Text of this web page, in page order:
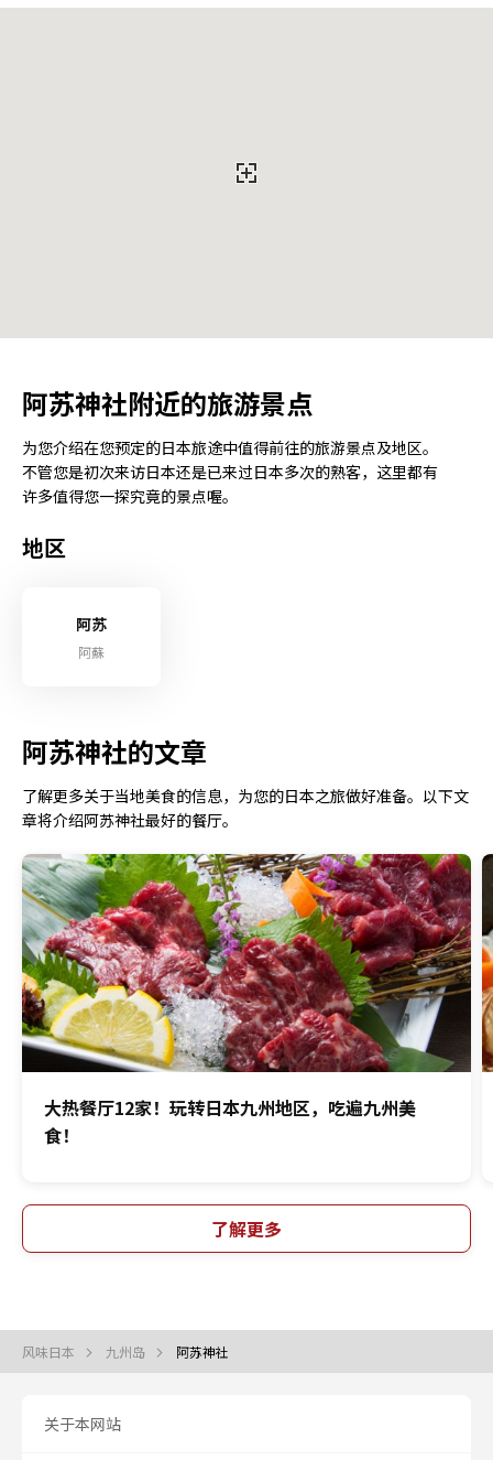
阿苏神社附近的旅游景点
为您介绍在您预定的日本旅途中值得前往的旅游景点及地区。
不管您是初次来访日本还是已来过日本多次的熟客，这里都有
许多值得您一探究竟的景点喔。
地区
阿苏
阿蘇
阿苏神社的文章
了解更多关于当地美食的信息，为您的日本之旅做好准备。以下文
章将介绍阿苏神社最好的餐厅。
大热餐厅12家！玩转日本九州地区，吃遍九州美
食！
了解更多
风味日本 九州岛 阿苏神社
关于本网站